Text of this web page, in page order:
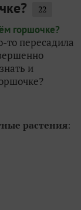
22
то пересадила
и
растения: